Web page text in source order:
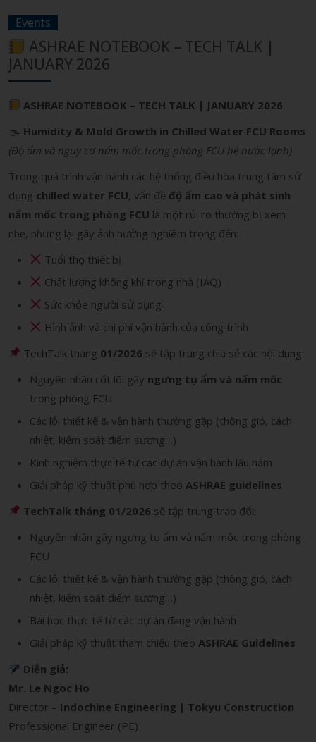
Events
ASHRAE NOTEBOOK – TECH TALK |
JANUARY 2026
ASHRAE NOTEBOOK – TECH TALK | JANUARY 2026
🌫 Humidity & Mold Growth in Chilled Water FCU Rooms
(Độ ẩm và nguy cơ nấm mốc trong phòng FCU hệ nước lạnh)
Trong quá trình vận hành các hệ thống điều hòa trung tâm sử
dụng chilled water FCU, vấn đề độ ẩm cao và phát sinh
nấm mốc trong phòng FCU là một rủi ro thường bị xem
nhẹ, nhưng lại gây ảnh hưởng nghiêm trọng đến:
Tuổi thọ thiết bị
Chất lượng không khí trong nhà (IAQ)
Sức khỏe người sử dụng
Hình ảnh và chi phí vận hành của công trình
TechTalk tháng 01/2026 sẽ tập trung chia sẻ các nội dung:
Nguyên nhân cốt lõi gây ngưng tụ ẩm và nấm mốc
trong phòng FCU
Các lỗi thiết kế & vận hành thường gặp (thông gió, cách
nhiệt, kiểm soát điểm sương…)
Kinh nghiệm thực tế từ các dự án vận hành lâu năm
Giải pháp kỹ thuật phù hợp theo ASHRAE guidelines
TechTalk tháng 01/2026 sẽ tập trung trao đổi:
Nguyên nhân gây ngưng tụ ẩm và nấm mốc trong phòng
FCU
Các lỗi thiết kế & vận hành thường gặp (thông gió, cách
nhiệt, kiểm soát điểm sương…)
Bài học thực tế từ các dự án đang vận hành
Giải pháp kỹ thuật tham chiếu theo ASHRAE Guidelines
Diễn giả:
Mr. Le Ngoc Ho
Director – Indochine Engineering | Tokyu Construction
Professional Engineer (PE)